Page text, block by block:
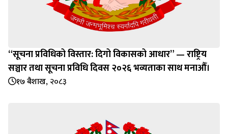
“सूचना प्रविधिको विस्तार: दिगो विकासको आधार” — राष्ट्रिय
सञ्चार तथा सूचना प्रविधि दिवस २०२६ भव्यताका साथ मनाऔँ।
१७ बैशाख, २०८३